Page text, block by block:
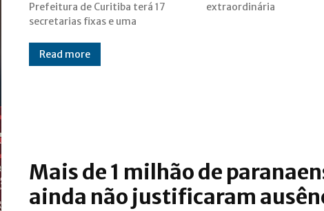
Prefeitura de Curitiba terá 17
secretarias fixas e uma
extraordinária
Read more
Mais de 1 milhão de
ainda não justificaram